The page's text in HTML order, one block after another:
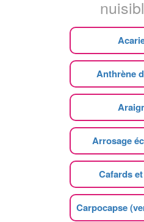
Anthrène
Arrosage
Cafards
Carpocapse